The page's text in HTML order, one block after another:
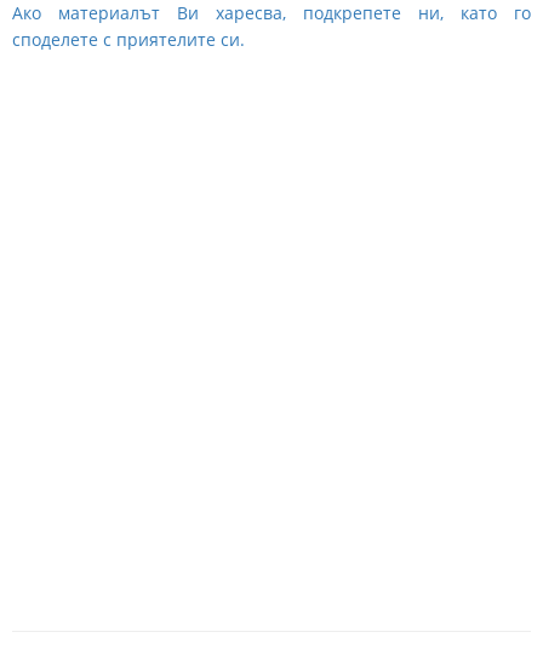
Ако материалът Ви харесва, подкрепете ни, като го
споделете с приятелите си.